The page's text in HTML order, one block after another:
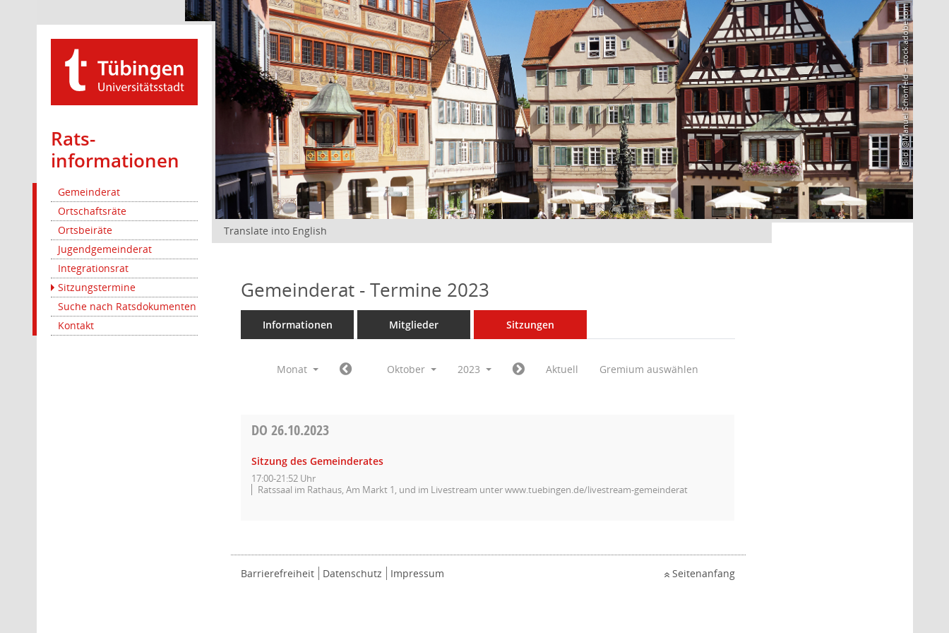
Rats­
informationen
Gemeinderat
Ortschaftsräte
Ortsbeiräte
Jugendgemeinderat
Integrationsrat
Sitzungstermine
Suche nach Ratsdokumenten
Kontakt
Bild: @Manuel Schönfeld – stock.adobe.com
Translate into English
Gemeinderat - Termine 2023
Informationen Mitglieder Sitzungen
Monat Oktober 2023 Aktuell Gremium auswählen
DO26.10.2023
Sitzung des Gemeinderates
17:00-21:52 Uhr
Ratssaal im Rathaus, Am Markt 1, und im Livestream unter www.tuebingen.de/livestream-gemeinderat
Barrierefreiheit Datenschutz Impressum Seitenanfang